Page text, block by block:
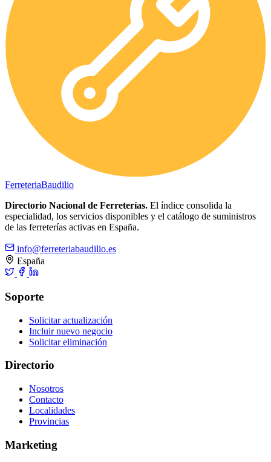
FerreteriaBaudilio
Directorio Nacional de Ferreterías. El índice consolida la
especialidad, los servicios disponibles y el catálogo de suministros
de las ferreterías activas en España.
info@ferreteriabaudilio.es
España
Soporte
Solicitar actualización
Incluir nuevo negocio
Solicitar eliminación
Directorio
Nosotros
Contacto
Localidades
Provincias
Marketing